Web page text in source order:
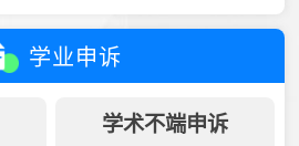
学业申诉
学术不端申诉